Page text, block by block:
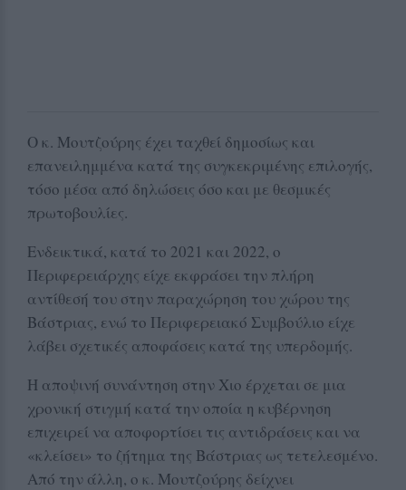
Ο κ. Μουτζούρης έχει ταχθεί δημοσίως και
επανειλημμένα κατά της συγκεκριμένης επιλογής,
τόσο μέσα από δηλώσεις όσο και με θεσμικές
πρωτοβουλίες.
Ενδεικτικά, κατά το 2021 και 2022, ο
Περιφερειάρχης είχε εκφράσει την πλήρη
αντίθεσή του στην παραχώρηση του χώρου της
Βάστριας, ενώ το Περιφερειακό Συμβούλιο είχε
λάβει σχετικές αποφάσεις κατά της υπερδομής.
Η αποψινή συνάντηση στην Χιο έρχεται σε μια
χρονική στιγμή κατά την οποία η κυβέρνηση
επιχειρεί να αποφορτίσει τις αντιδράσεις και να
«κλείσει» το ζήτημα της Βάστριας ως τετελεσμένο.
Από την άλλη, ο κ. Μουτζούρης δείχνει